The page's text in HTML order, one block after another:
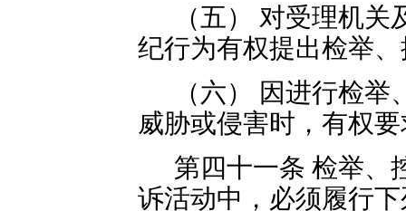
（五） 对受理机
纪行为有权提出检举
（六） 因进行检
威胁或侵害时，有权
第四十一条 检举、
诉活动中，必须履行